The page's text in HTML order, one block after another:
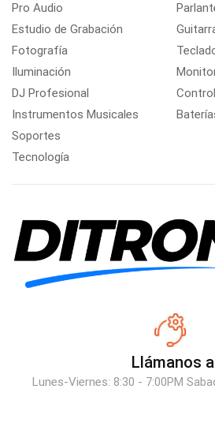
Pro Audio
Estudio de Grabación
Fotografía
Iluminación
DJ Profesional
Instrumentos Musicales
Soportes
Tecnología
Llámanos
Lunes-Viernes: 8:30 - 7:00PM